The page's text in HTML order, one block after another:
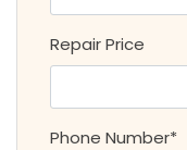
Repair Price
Phone Number*